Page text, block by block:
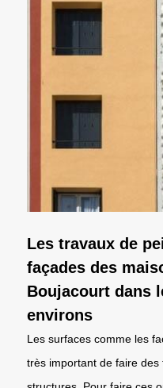
Les travaux de
façades des
Boujacourt dans
environs
Les surfaces comme les
très important de faire